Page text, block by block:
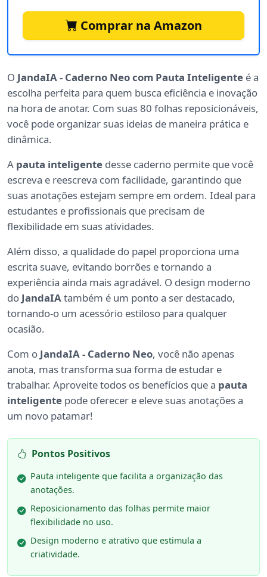
Comprar na Amazon
O JandaIA - Caderno Neo com Pauta Inteligente é a
escolha perfeita para quem busca eficiência e inovação
na hora de anotar. Com suas 80 folhas reposicionáveis,
você pode organizar suas ideias de maneira prática e
dinâmica.
A pauta inteligente desse caderno permite que você
escreva e reescreva com facilidade, garantindo que
suas anotações estejam sempre em ordem. Ideal para
estudantes e profissionais que precisam de
flexibilidade em suas atividades.
Além disso, a qualidade do papel proporciona uma
escrita suave, evitando borrões e tornando a
experiência ainda mais agradável. O design moderno
do JandaIAtambém é um ponto a ser destacado,
tornando-o um acessório estiloso para qualquer
ocasião.
Com o JandaIA - Caderno Neo, você não apenas
anota, mas transforma sua forma de estudar e
trabalhar. Aproveite todos os benefícios que a pauta
inteligente pode oferecer e eleve suas anotações a
um novo patamar!
Pontos Positivos
Pauta inteligente que facilita a organização das
anotações.
Reposicionamento das folhas permite maior
flexibilidade no uso.
Design moderno e atrativo que estimula a
criatividade.